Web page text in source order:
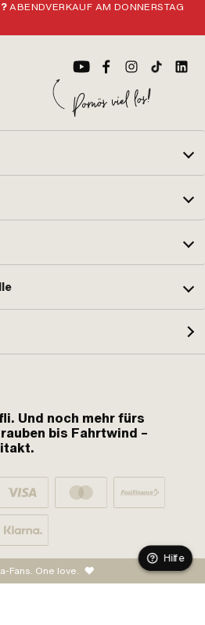
ABENDVERKAUF AM DONNERSTAG
Und noch mehr fürs
bis Fahrtwind –
Fans. One love.
Hilfe